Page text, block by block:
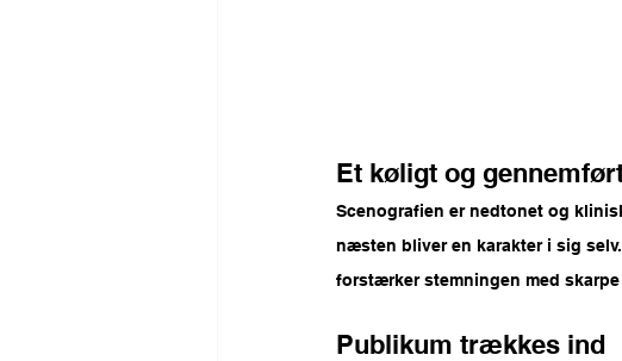
Et køligt og
Scenografien er nedtonet og
næsten bliver en karakter i sig
forstærker stemningen med
Publikum trækkes ind